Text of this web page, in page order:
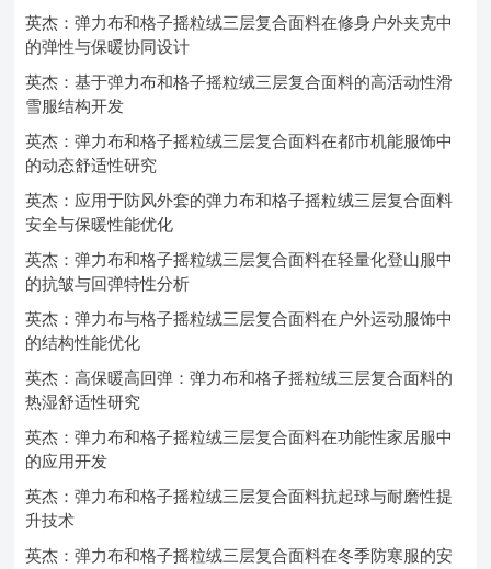
英杰：弹力布和格子摇粒绒三层复合面料在修身户外夹克中
的弹性与保暖协同设计
英杰：基于弹力布和格子摇粒绒三层复合面料的高活动性滑
雪服结构开发
英杰：弹力布和格子摇粒绒三层复合面料在都市机能服饰中
的动态舒适性研究
英杰：应用于防风外套的弹力布和格子摇粒绒三层复合面料
安全与保暖性能优化
英杰：弹力布和格子摇粒绒三层复合面料在轻量化登山服中
的抗皱与回弹特性分析
英杰：弹力布与格子摇粒绒三层复合面料在户外运动服饰中
的结构性能优化
英杰：高保暖高回弹：弹力布和格子摇粒绒三层复合面料的
热湿舒适性研究
英杰：弹力布和格子摇粒绒三层复合面料在功能性家居服中
的应用开发
英杰：弹力布和格子摇粒绒三层复合面料抗起球与耐磨性提
升技术
英杰：弹力布和格子摇粒绒三层复合面料在冬季防寒服的安